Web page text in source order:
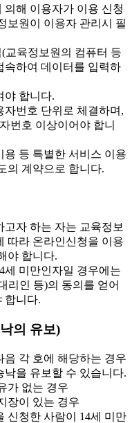
해 이용자가 이용 신청
보원이 이용자 관리시 필
교육정보원의 컴퓨터 등
속하여 데이터를 입력하
야 합니다.
번호 단위로 체결하며,
번호 이상이어야 합니
등 특별한 서비스 이용
의 계약으로 합니다.
자 하는 자는 교육정보
따라 온라인신청을 이용
야 합니다.
미만인자일 경우에는
리인 등)의 동의를 얻어
합니다.
의 유보)
각 호에 해당하는 경우
낙을 유보할 수 있습니다.
가 없는 경우
장이 있는 경우
신청한 사람이 14세 미만